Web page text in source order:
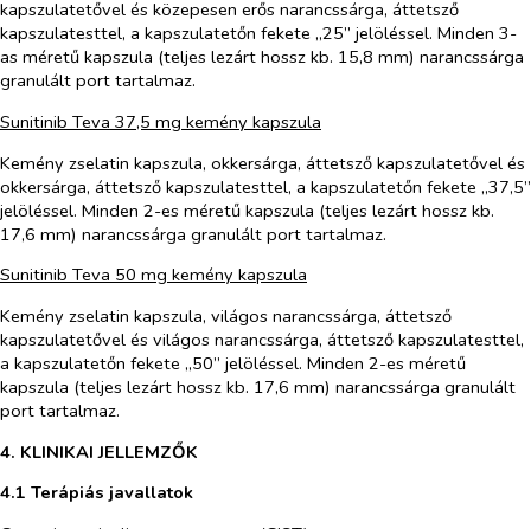
kapszulatetővel és közepesen erős narancssárga, áttetsző
kapszulatesttel, a kapszulatetőn fekete „25” jelöléssel. Minden 3-
as méretű kapszula (teljes lezárt hossz kb. 15,8 mm) narancssárga
granulált port tartalmaz.
Sunitinib Teva 37,5 mg kemény kapszula
Kemény zselatin kapszula, okkersárga, áttetsző kapszulatetővel és
okkersárga, áttetsző kapszulatesttel, a kapszulatetőn fekete „37,5”
jelöléssel. Minden 2-es méretű kapszula (teljes lezárt hossz kb.
17,6 mm) narancssárga granulált port tartalmaz.
Sunitinib Teva 50 mg kemény kapszula
Kemény zselatin kapszula, világos narancssárga, áttetsző
kapszulatetővel és világos narancssárga, áttetsző kapszulatesttel,
a kapszulatetőn fekete „50” jelöléssel. Minden 2-es méretű
kapszula (teljes lezárt hossz kb. 17,6 mm) narancssárga granulált
port tartalmaz.
4. KLINIKAI JELLEMZŐK
4.1 Terápiás javallatok